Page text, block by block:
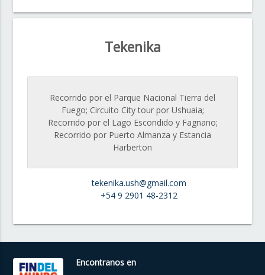
Tekenika
Recorrido por el Parque Nacional Tierra del
Fuego; Circuito City tour por Ushuaia;
Recorrido por el Lago Escondido y Fagnano;
Recorrido por Puerto Almanza y Estancia
Harberton
tekenika.ush@gmail.com
+54 9 2901 48-2312
Encontranos en